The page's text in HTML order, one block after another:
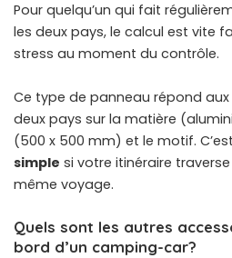
Pour quelqu’un qui fait
les deux pays, le calcul est vite
stress au moment du contrôle.
Ce type de panneau répond
deux pays sur la matière
(500 x 500 mm) et le motif. C’est
simple si votre itinéraire
même voyage.
Quels sont les autres
bord d’un camping-car?